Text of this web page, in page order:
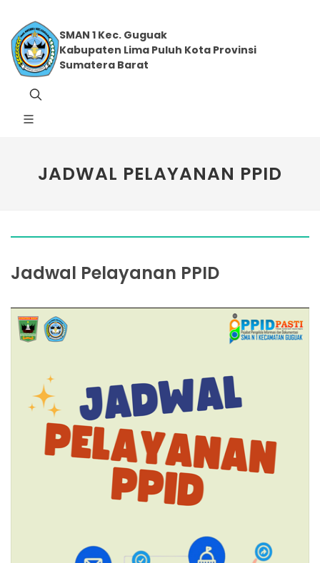
SMAN 1 Kec. Guguak
Kabupaten Lima Puluh Kota Provinsi
Sumatera Barat
JADWAL PELAYANAN PPID
Jadwal Pelayanan PPID